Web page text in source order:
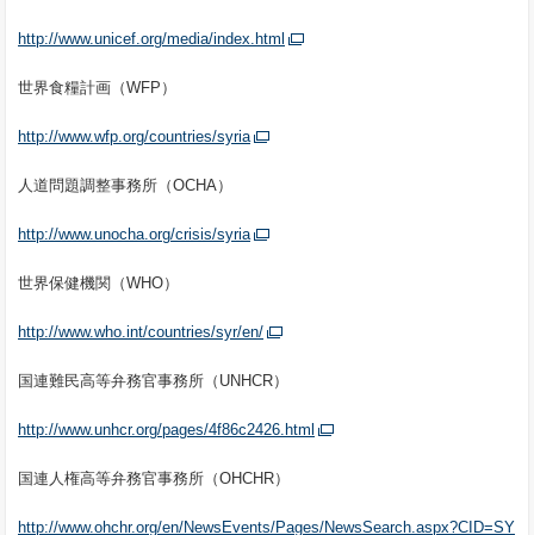
http://www.unicef.org/media/index.html
世界食糧計画（WFP）
http://www.wfp.org/countries/syria
人道問題調整事務所（OCHA）
http://www.unocha.org/crisis/syria
世界保健機関（WHO）
http://www.who.int/countries/syr/en/
国連難民高等弁務官事務所（UNHCR）
http://www.unhcr.org/pages/4f86c2426.html
国連人権高等弁務官事務所（OHCHR）
http://www.ohchr.org/en/NewsEvents/Pages/NewsSearch.aspx?CID=SY